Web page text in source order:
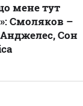
мене тут
Смоляков –
Сон